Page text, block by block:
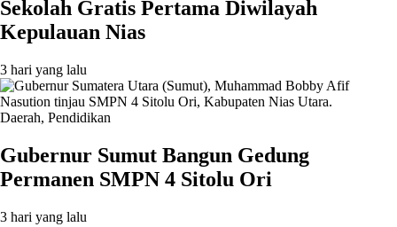
Sekolah Gratis Pertama Diwilayah
Kepulauan Nias
3 hari yang lalu
Daerah, Pendidikan
Gubernur Sumut Bangun Gedung
Permanen SMPN 4 Sitolu Ori
3 hari yang lalu